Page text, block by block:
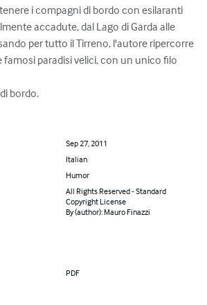
i compagni di bordo con esilaranti
accadute, dal Lago di Garda alle
per tutto il Tirreno, l'autore ripercorre
famosi paradisi velici, con un unico filo
bordo.
Sep 27, 2011
Italian
Humor
All Rights Reserved - Standard
Copyright License
By (author): Mauro Finazzi
PDF